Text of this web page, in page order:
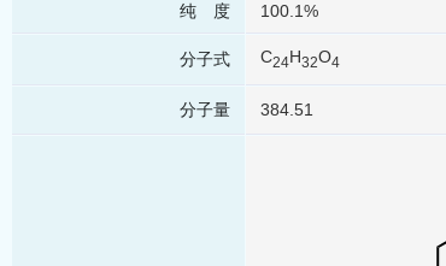
纯 度 100.1%
分子式 C24H32O4
分子量 384.51